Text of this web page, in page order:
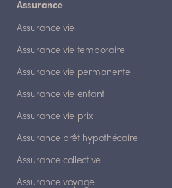
Assurance
Assurance vie
Assurance vie temporaire
Assurance vie permanente
Assurance vie enfant
Assurance vie prix
Assurance prêt hypothécaire
Assurance collective
Assurance voyage